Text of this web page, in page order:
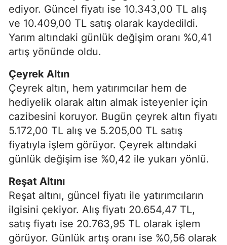
ediyor. Güncel fiyatı ise 10.343,00 TL alış
ve 10.409,00 TL satış olarak kaydedildi.
Yarım altındaki günlük değişim oranı %0,41
artış yönünde oldu.
Çeyrek Altın
Çeyrek altın, hem yatırımcılar hem de
hediyelik olarak altın almak isteyenler için
cazibesini koruyor. Bugün çeyrek altın fiyatı
5.172,00 TL alış ve 5.205,00 TL satış
fiyatıyla işlem görüyor. Çeyrek altındaki
günlük değişim ise %0,42 ile yukarı yönlü.
Reşat Altını
Reşat altını, güncel fiyatı ile yatırımcıların
ilgisini çekiyor. Alış fiyatı 20.654,47 TL,
satış fiyatı ise 20.763,95 TL olarak işlem
görüyor. Günlük artış oranı ise %0,56 olarak